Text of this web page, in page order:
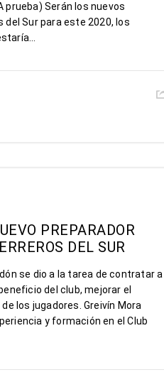
prueba) Serán los nuevos
del Sur para este 2020, los
PREPARADOR
DEL SUR
se dio a la tarea de contratar a
del club, mejorar el
los jugadores. Greivín Mora
y formación en el Club